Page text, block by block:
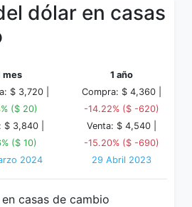
dólar en casas
mes
$ 3,720 |
($ 20)
$ 3,840 |
($ 10)
2024
1 año
Compra: $ 4,360 |
-14.22% ($ -620)
Venta: $ 4,540 |
-15.20% ($ -690)
29 Abril 2023
casas de cambio